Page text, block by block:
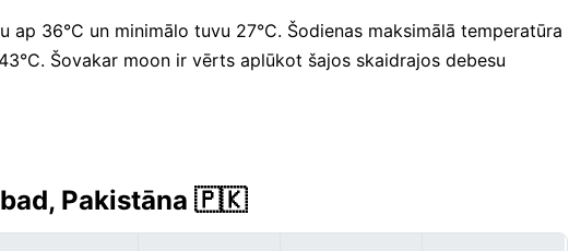
36°C un minimālo tuvu 27°C. Šodienas maksimālā temperatūra
Šovakar moon ir vērts aplūkot šajos skaidrajos debesu
Pakistāna 🇵🇰